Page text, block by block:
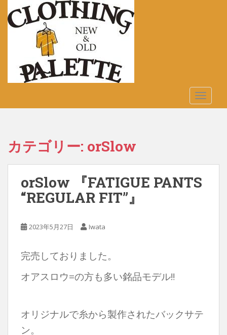
n
カテゴリー: orSlow
orSlow 『FATIGUE PANTS
“REGULAR FIT”』
2023年5月27日 Iwata
完売しておりました。
オアスロウ=の方も多い銘品モデル‼︎
オリジナルで糸から製作されたバックサテ
ン。